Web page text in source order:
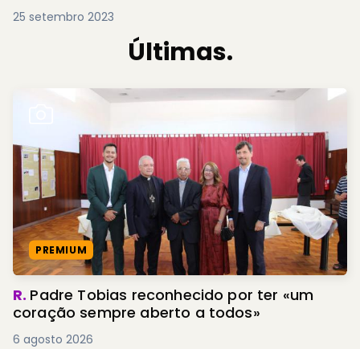
25 setembro 2023
Últimas.
PREMIUM
R. Padre Tobias reconhecido por ter «um
coração sempre aberto a todos»
6 agosto 2026